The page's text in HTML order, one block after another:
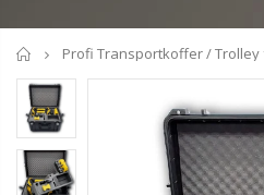
Startseite
Profi Transportkoffer /